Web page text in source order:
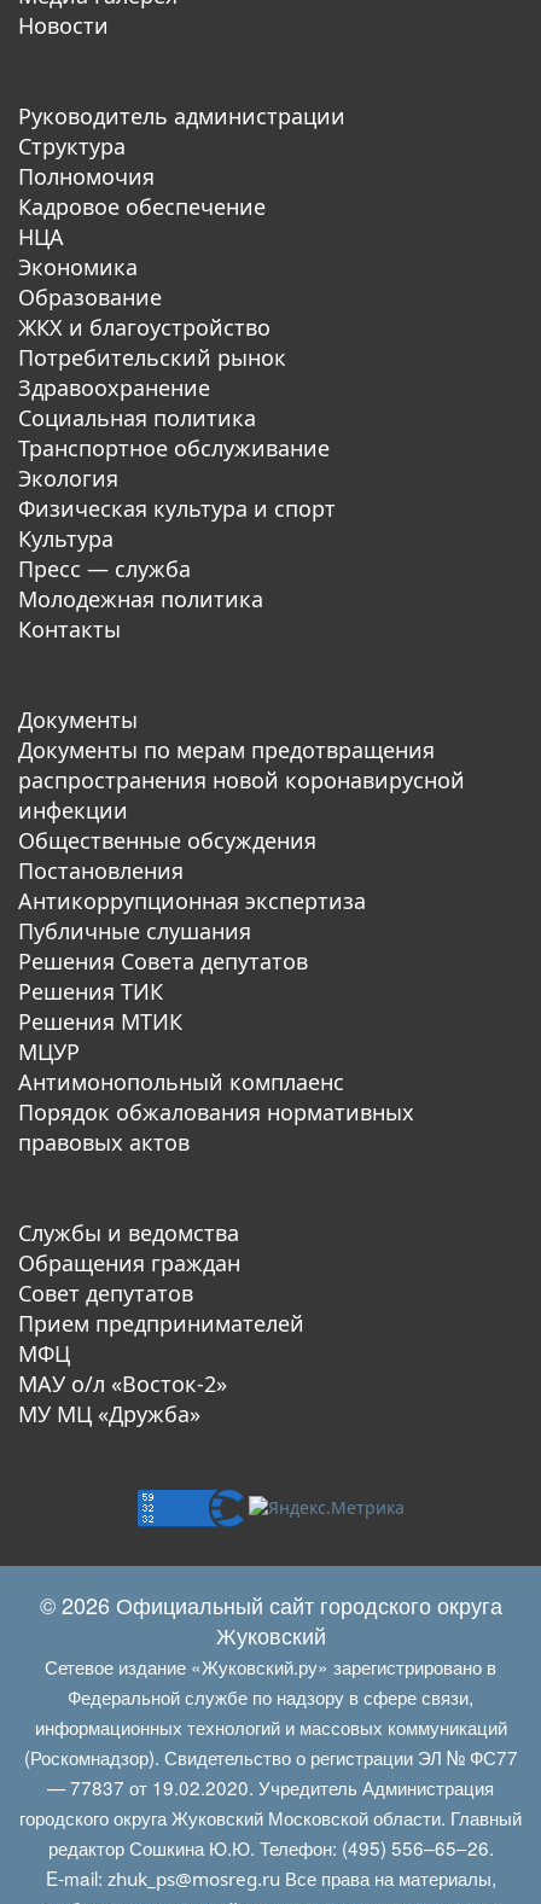
Новости
Руководитель администрации
Структура
Полномочия
Кадровое обеспечение
НЦА
Экономика
Образование
ЖКХ и благоустройство
Потребительский рынок
Здравоохранение
Социальная политика
Транспортное обслуживание
Экология
Физическая культура и спорт
Культура
Пресс — служба
Молодежная политика
Контакты
Документы
Документы по мерам предотвращения
распространения новой коронавирусной
инфекции
Общественные обсуждения
Постановления
Антикоррупционная экспертиза
Публичные слушания
Решения Совета депутатов
Решения ТИК
Решения МТИК
МЦУР
Антимонопольный комплаенс
Порядок обжалования нормативных
правовых актов
Службы и ведомства
Обращения граждан
Совет депутатов
Прием предпринимателей
МФЦ
МАУ о/л «Восток-2»
МУ МЦ «Дружба»
© 2026 Официальный сайт городского округа
Жуковский
Сетевое издание «Жуковский.ру» зарегистрировано в
Федеральной службе по надзору в сфере связи,
информационных технологий и массовых коммуникаций
(Роскомнадзор). Свидетельство о регистрации ЭЛ № ФС77
— 77837 от 19.02.2020. Учредитель Администрация
городского округа Жуковский Московской области. Главный
редактор Сошкина Ю.Ю. Телефон: (495) 556–65–26.
E‑mail: zhuk_ps@mosreg.ruВсе права на материалы,